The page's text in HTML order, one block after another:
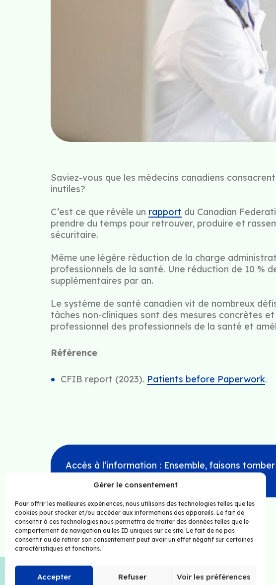
Gérer le consentement
Pour offrir les meilleures expériences, nous utilisons des technologies telles que les
cookies pour stocker et/ou accéder aux informations des appareils. Le fait de
consentir à ces technologies nous permettra de traiter des données telles que le
comportement de navigation ou les ID uniques sur ce site. Le fait de ne pas
consentir ou de retirer son consentement peut avoir un effet négatif sur certaines
caractéristiques et fonctions.
Accepter Refuser Voir les préférences
Saviez-vous que les médecins canadiens
inutiles?
C’est ce que révèle un rapport du Canadian
prendre du temps pour retrouver, produire et
sécuritaire.
Même une légère réduction de la charge
professionnels de la santé. Une réduction de 10 %
supplémentaires par an.
Le système de santé canadien vit de nombreux
tâches non-cliniques sont des mesures concrètes
professionnel des professionnels de la santé et
Référence
CFIB report (2023). Patients before Paperwork.
Accès à l’information : Ensemble, faisons
réservés
© Dok2U 2026